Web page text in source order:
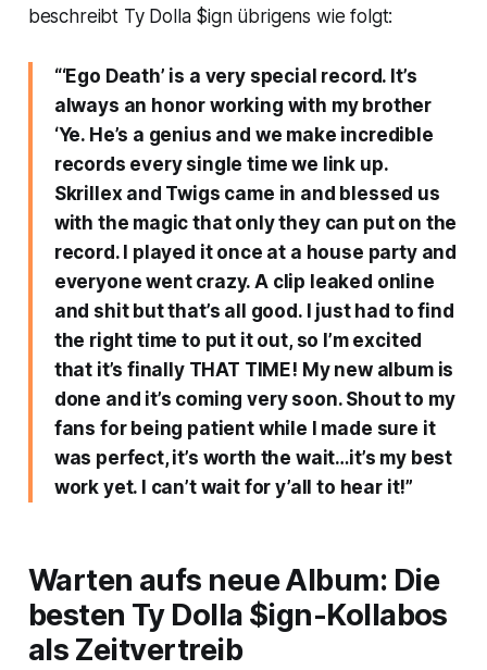
beschreibt Ty Dolla $ign übrigens wie folgt:
“‘Ego Death’ is a very special record. It’s
always an honor working with my brother
‘Ye. He’s a genius and we make incredible
records every single time we link up.
Skrillex and Twigs came in and blessed us
with the magic that only they can put on the
record. I played it once at a house party and
everyone went crazy. A clip leaked online
and shit but that’s all good. I just had to find
the right time to put it out, so I’m excited
that it’s finally THAT TIME! My new album is
done and it’s coming very soon. Shout to my
fans for being patient while I made sure it
was perfect, it’s worth the wait…it’s my best
work yet. I can’t wait for y’all to hear it!”
Warten aufs neue Album: Die
besten Ty Dolla $ign-Kollabos
als Zeitvertreib